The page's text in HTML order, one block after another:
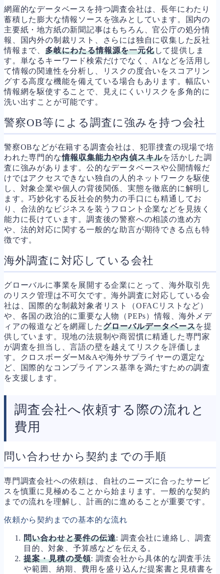
網羅的なデータベースを持つ調査会社は、長年にわたり
蓄積した膨大な情報ソースを強みとしています。国内の
主要紙・地方紙の新聞記事はもちろん、官公庁の処分情
報、国内外の制裁リスト、さらには独自に収集した反社
情報まで、 多岐にわたる情報源を一元化して提供しま
す。単なるキーワード検索だけでなく、AIなどを活用し
て情報の関連性を分析し、リスクの度合いをスコアリン
グする高度な機能を備えている場合もあります。幅広い
情報網を駆使することで、見えにくいリスクを多角的に
洗い出すことが可能です。
警察OB等による調査に強みを持つ会社
警察OBなどが在籍する調査会社は、犯罪捜査の現場で培
われた専門的な情報収集能力や内偵スキルを活かした調
査に強みがあります。公的なデータベースや公開情報だ
けではアクセスできない独自の人的ネットワークを駆使
し、対象企業や個人の背後関係、実態を徹底的に解明し
ます。巧妙化する反社会的勢力の手口にも精通してお
り、合法的なビジネスを装うフロント企業などを見抜く
能力に長けています。調査後の警察への相談の進め方
や、法的対応に関する一般的な助言が期待できる点も特
徴です。
海外調査に対応している会社
グローバルに事業を展開する企業にとって、海外取引先
のリスク管理は不可欠です。海外調査に対応している会
社は、国際的な制裁対象者リスト（OFACリストなど）
や、各国の政治的に重要な人物（PEPs）情報、海外メデ
ィアの報道などを網羅したグローバルデータベースを提
供しています。現地の法規制や商習慣に精通した専門家
が調査を担当し、言語の壁を越えてリスクを評価しま
す。クロスボーダーM&Aや海外サプライヤーの選定な
ど、国際的なコンプライアンス基準を満たすための調査
を支援します。
調査会社へ依頼する際の流れと
費用
問い合わせから契約までの手順
専門調査会社への依頼は、自社のニーズに合ったサービ
スを慎重に見極めることから始まります。一般的な契約
までの流れを理解し、計画的に進めることが重要です。
依頼から契約までの基本的な流れ
問い合わせと要件の伝達: 調査会社に連絡し、調査
目的、対象、予算感などを伝える。
提案・見積の受領: 調査会社から具体的な調査手法
や範囲、納期、費用を盛り込んだ提案書と見積書を